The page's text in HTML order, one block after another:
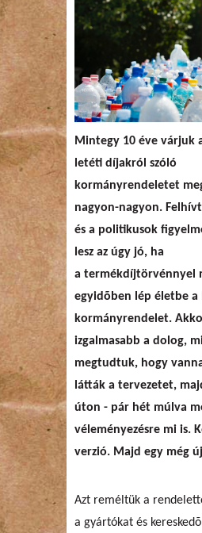
Mintegy 10 éve várjuk
letéti díjakról szóló
kormányrendeletet
nagyon-nagyon.
és a politikusok
lesz az úgy jó, ha
a termékdíjtörvénnyel
egyidõben lép életbe a
kormányrendelet.
izgalmasabb a dolog,
megtudtuk, hogy
látták a tervezetet,
úton - pár hét múlva
véleményezésre mi is.
verzió. Majd egy még
Azt reméltük a
a gyártókat és